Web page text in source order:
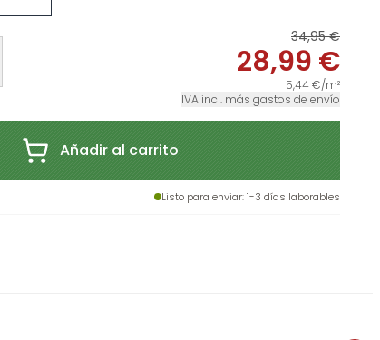
34,95 €
28,99 €
5,44 €/m²
IVA incl. más gastos de envío
Añadir al carrito
Listo para enviar: 1-3 días laborables